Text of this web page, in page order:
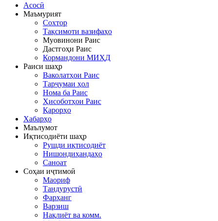
Асосӣ
Маъмурият
Сохтор
Тақсимоти вазифаҳо
Муовинони Раис
Дастгоҳи Раис
Кормандони МИҲД
Раиси шаҳр
Ваколатҳои Раис
Тарҷумаи ҳол
Нома ба Раис
Ҳисоботҳои Раис
Қарорҳо
Хабарҳо
Маълумот
Иқтисодиёти шаҳр
Рушди иқтисодиёт
Нишондиҳандаҳо
Саноат
Соҳаи иҷтимоӣ
Маориф
Тандурустӣ
Фарҳанг
Варзиш
Нақлиёт ва комм.